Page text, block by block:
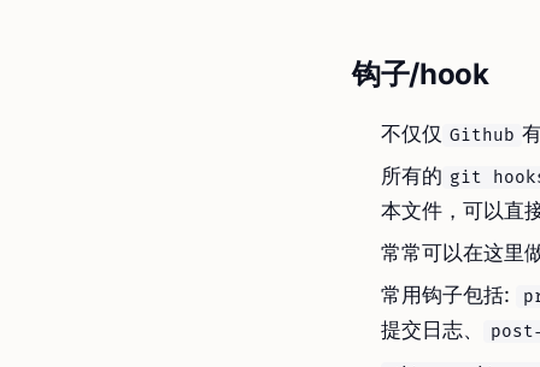
钩子/hook
不仅仅 Github
所有的 git
本文件，可以直
常常可以在这里
常用钩子包括:
提交日志、